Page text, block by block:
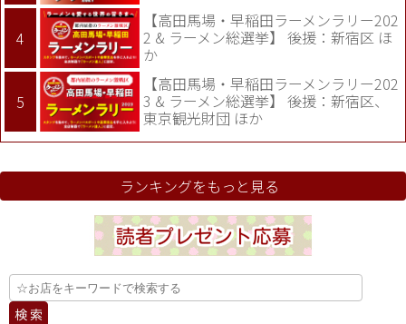
【高田馬場・早稲田ラーメンラリー202
2 & ラーメン総選挙】 後援：新宿区 ほ
か
【高田馬場・早稲田ラーメンラリー202
3 & ラーメン総選挙】 後援：新宿区、
東京観光財団 ほか
ランキングをもっと見る